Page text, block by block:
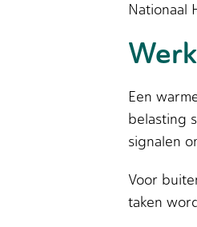
Nationaal
Een
belasting
signalen
Voor
taken